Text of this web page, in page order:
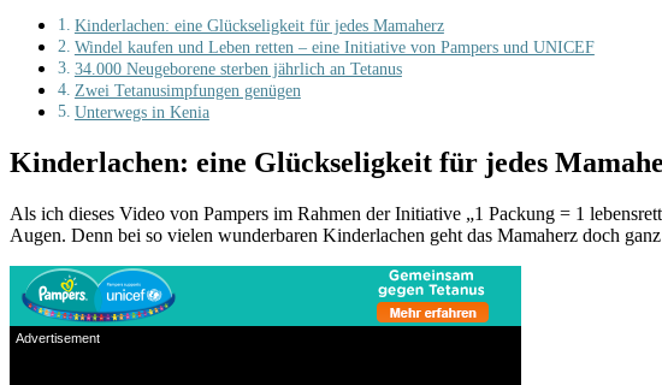
Kinderlachen: eine Glückseligkeit für jedes Mamaherz
Windel kaufen und Leben retten – eine Initiative von Pampers und UNICEF
34.000 Neugeborene sterben jährlich an Tetanus
Zwei Tetanusimpfungen genügen
Unterwegs in Kenia
Kinderlachen: eine Glückseligkeit für jedes
Als ich dieses Video von Pampers im Rahmen der Initiative „1 Packung = 1
Augen. Denn bei so vielen wunderbaren Kinderlachen geht das Mamaherz doch